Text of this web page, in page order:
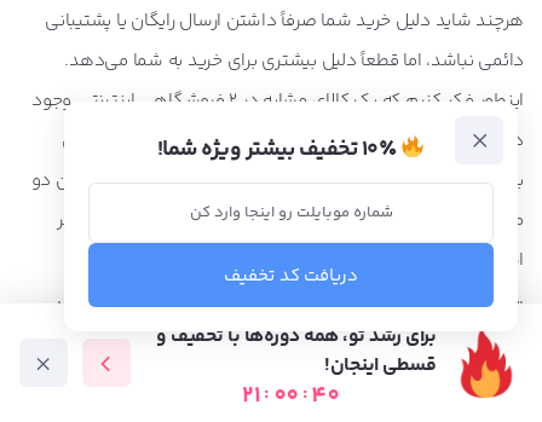
هرچند شاید دلیل خرید شما صرفاً داشتن ارسال رایگان یا پشتیبانی
دائمی نباشد، اما قطعاً دلیل بیشتری برای خرید به شما می‌دهد.
اینطور فکر کنیم که یک کالای مشابه در 2 فروشگاهی اینترنتی وجود
داشته باشد. یک فروشگاه علاوه بر ارسال رایگان، تا 7 روز تضمین
بازگشت وجه می‌دهد و در مقابل، فروشگاه دوم هیچکدام از این دو
مزیت را ندارد. بدیهی است که شانس فروش فروشگاه اول بیشتر
است!
البته، بین داشتن مزیت و اعلام کردن آن تفاوت زیادی وجود دارد!
گاهی ممکن است شما مزایایی داشته باید که فقط خوتان بدانید و
خودتان و این مزیت‌ها را همچون رازی سر به مهر در سینه خود
۱۰٪ تخفیف بیشتر ویژه شما!
دریافت کد تخفیف
برای رشد تو، همه دوره‌ها با تخفیف و
قسطی اینجان!
21: 00 :38 دوره آموزشی متخصص ها